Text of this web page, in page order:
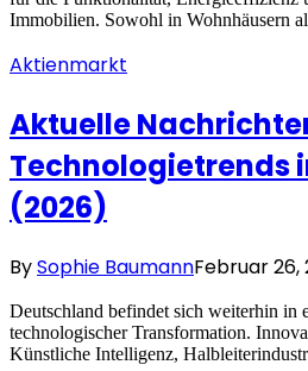
Immobilien. Sowohl in Wohnhäusern
Aktienmarkt
Aktuelle
Technologietrends
(2026)
BySophie BaumannFebruar 26,
Deutschland befindet sich weiterhin in
technologischer Transformation.
Künstliche Intelligenz,